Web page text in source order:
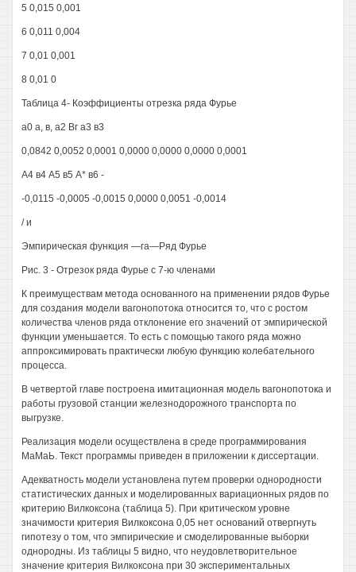
5 0,015 0,001
6 0,011 0,004
7 0,01 0,001
8 0,01 0
Таблица 4- Коэффициенты отрезка ряда Фурье
а0 а, в, а2 Вг а3 в3
0,0842 0,0052 0,0001 0,0000 0,0000 0,0000 0,0001
А4 в4 А5 в5 А* в6 -
-0,0115 -0,0005 -0,0015 0,0000 0,0051 -0,0014
/ и
Эмпирическая функция —га—Ряд Фурье
Рис. 3 - Отрезок ряда Фурье с 7-ю членами
К преимуществам метода основанного на применении рядов Фурье
для создания модели вагонопотока относится то, что с ростом
количества членов ряда отклонение его значений от эмпирической
функции уменьшается. То есть с помощью такого ряда можно
аппроксимировать практически любую функцию колебательного
процесса.
В четвертой главе построена имитационная модель вагонопотока и
работы грузовой станции железнодорожного транспорта по
выгрузке.
Реализация модели осуществлена в среде программирования
МаМаЬ. Текст программы приведен в приложении к диссертации.
Адекватность модели установлена путем проверки однородности
статистических данных и моделированных вариационных рядов по
критерию Вилкоксона (таблица 5). При критическом уровне
значимости критерия Вилкоксона 0,05 нет оснований отвергнуть
гипотезу о том, что эмпирические и смоделированные выборки
однородны. Из таблицы 5 видно, что неудовлетворительное
значение критерия Вилкоксона при 30 экспериментальных